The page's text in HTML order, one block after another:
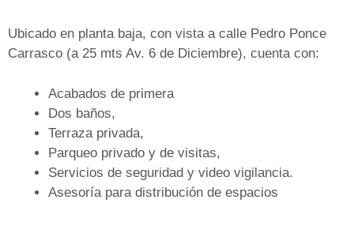
Ubicado en planta baja, con vista a calle Pedro Ponce
Carrasco (a 25 mts Av. 6 de Diciembre), cuenta con:
Acabados de primera
Dos baños,
Terraza privada,
Parqueo privado y de visitas,
Servicios de seguridad y video vigilancia.
Asesoría para distribución de espacios